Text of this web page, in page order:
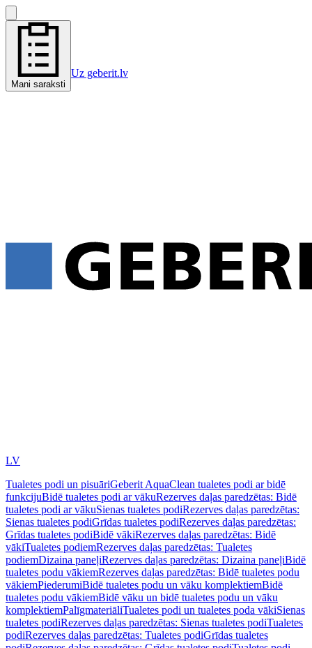
Mani saraksti
Uz geberit.lv
LV
Tualetes podi un pisuāriGeberit AquaClean tualetes podi ar bidē
funkcijuBidē tualetes podi ar vākuRezerves daļas paredzētas: Bidē
tualetes podi ar vākuSienas tualetes podiRezerves daļas paredzētas:
Sienas tualetes podiGrīdas tualetes podiRezerves daļas paredzētas:
Grīdas tualetes podiBidē vākiRezerves daļas paredzētas: Bidē
vākiTualetes podiemRezerves daļas paredzētas: Tualetes
podiemDizaina paneļiRezerves daļas paredzētas: Dizaina paneļiBidē
tualetes podu vākiemRezerves daļas paredzētas: Bidē tualetes podu
vākiemPiederumiBidē tualetes podu un vāku komplektiemBidē
tualetes podu vākiemBidē vāku un bidē tualetes podu un vāku
komplektiemPalīgmateriāliTualetes podi un tualetes poda vākiSienas
tualetes podiRezerves daļas paredzētas: Sienas tualetes podiTualetes
podiRezerves daļas paredzētas: Tualetes podiGrīdas tualetes